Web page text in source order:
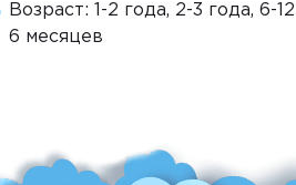
Возраст:
1-2 года, 2-3 года, 6-
6 месяцев